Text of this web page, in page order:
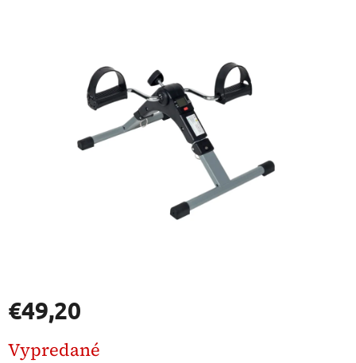
hviezdičiek.
€49,20
cena:
Vypredané